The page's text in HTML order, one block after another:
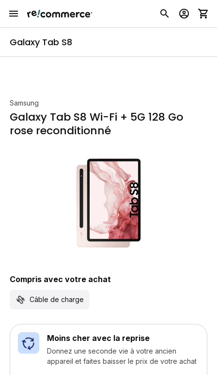
Galaxy Tab S8
Samsung
Galaxy Tab S8 Wi-Fi + 5G 128 Go
rose reconditionné
Compris avec votre achat
Câble de charge
Moins cher avec la reprise
Donnez une seconde vie à votre ancien
appareil et faites baisser le prix de votre achat